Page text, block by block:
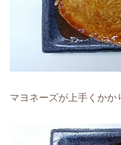
マヨネーズが上手くか